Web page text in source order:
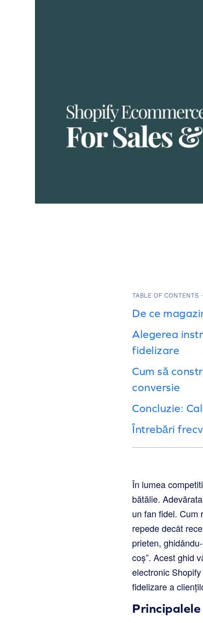
TABLE OF CONTENTS
De ce
Alegerea
fidelizare
Cum să
conversie
Concluzie:
Întrebări
În lumea
bătălie.
un fan fidel. Cum
repede decât
prieten,
coș”. Acest ghid
electronic
fidelizare a